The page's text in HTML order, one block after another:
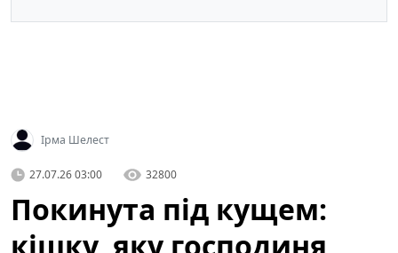
Ірма Шелест
27.07.26 03:00 32800
Покинута під кущем: